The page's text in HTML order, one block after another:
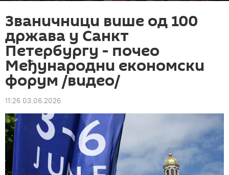
Званичници више од 100
држава у Санкт
Петербургу - почео
Међународни економски
форум /видео/
11:26 03.06.2026